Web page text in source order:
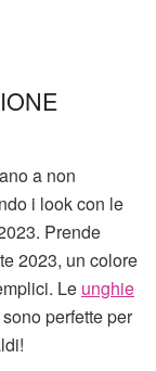
a non
i look con le
Prende
2023, un colore
Le unghie
sono perfette per